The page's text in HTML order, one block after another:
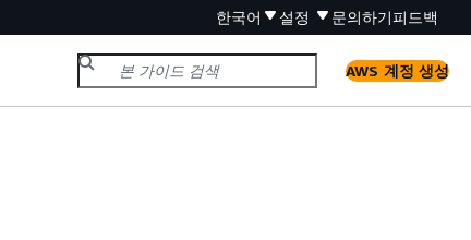
한국어 설정 문의하기피드백
AWS 계정 생성